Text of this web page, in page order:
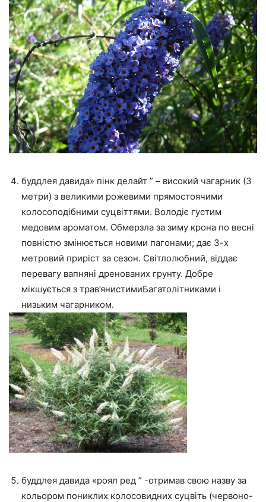
буддлея давида» пінк делайт ” – високий чагарник (3
метри) з великими рожевими прямостоячими
колосоподібними суцвіттями. Володіє густим
медовим ароматом. Обмерзла за зиму крона по весні
повністю змінюється новими пагонами; дає 3-х
метровий приріст за сезон. Світлолюбний, віддає
перевагу вапняні дренованих грунту. Добре
мікшується з трав’янистимиБагатолітниками і
низьким чагарником.
буддлея давида «роял ред ” -отримав свою назву за
кольором пониклих колосовидних суцвіть (червоно-